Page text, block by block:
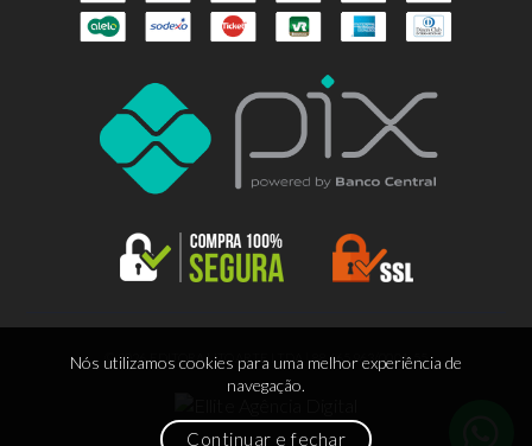
© 2026 EDITORA LITOARTE LTDA | 88.665.963/0001-55
Nós utilizamos cookies para uma melhor experiência de
navegação.
Continuar e fechar